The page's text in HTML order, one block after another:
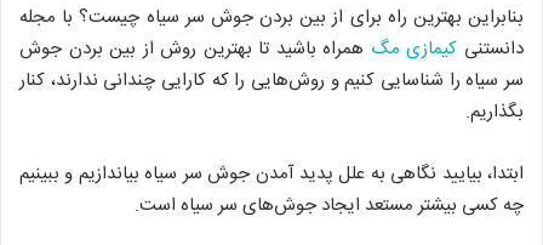
بنابراین بهترین راه برای از بین بردن جوش سر سیاه چیست؟ با مجله
دانستنی کیمازی مگ همراه باشید تا بهترین روش‌ از بین بردن جوش
سر سیاه را شناسایی کنیم و روش‌هایی را که کارایی چندانی ندارند، کنار
بگذاریم.
ابتدا، بیایید نگاهی به علل پدید آمدن جوش سر سیاه بیاندازیم و ببینیم
چه کسی بیشتر مستعد ایجاد جوش‌های سر سیاه است.